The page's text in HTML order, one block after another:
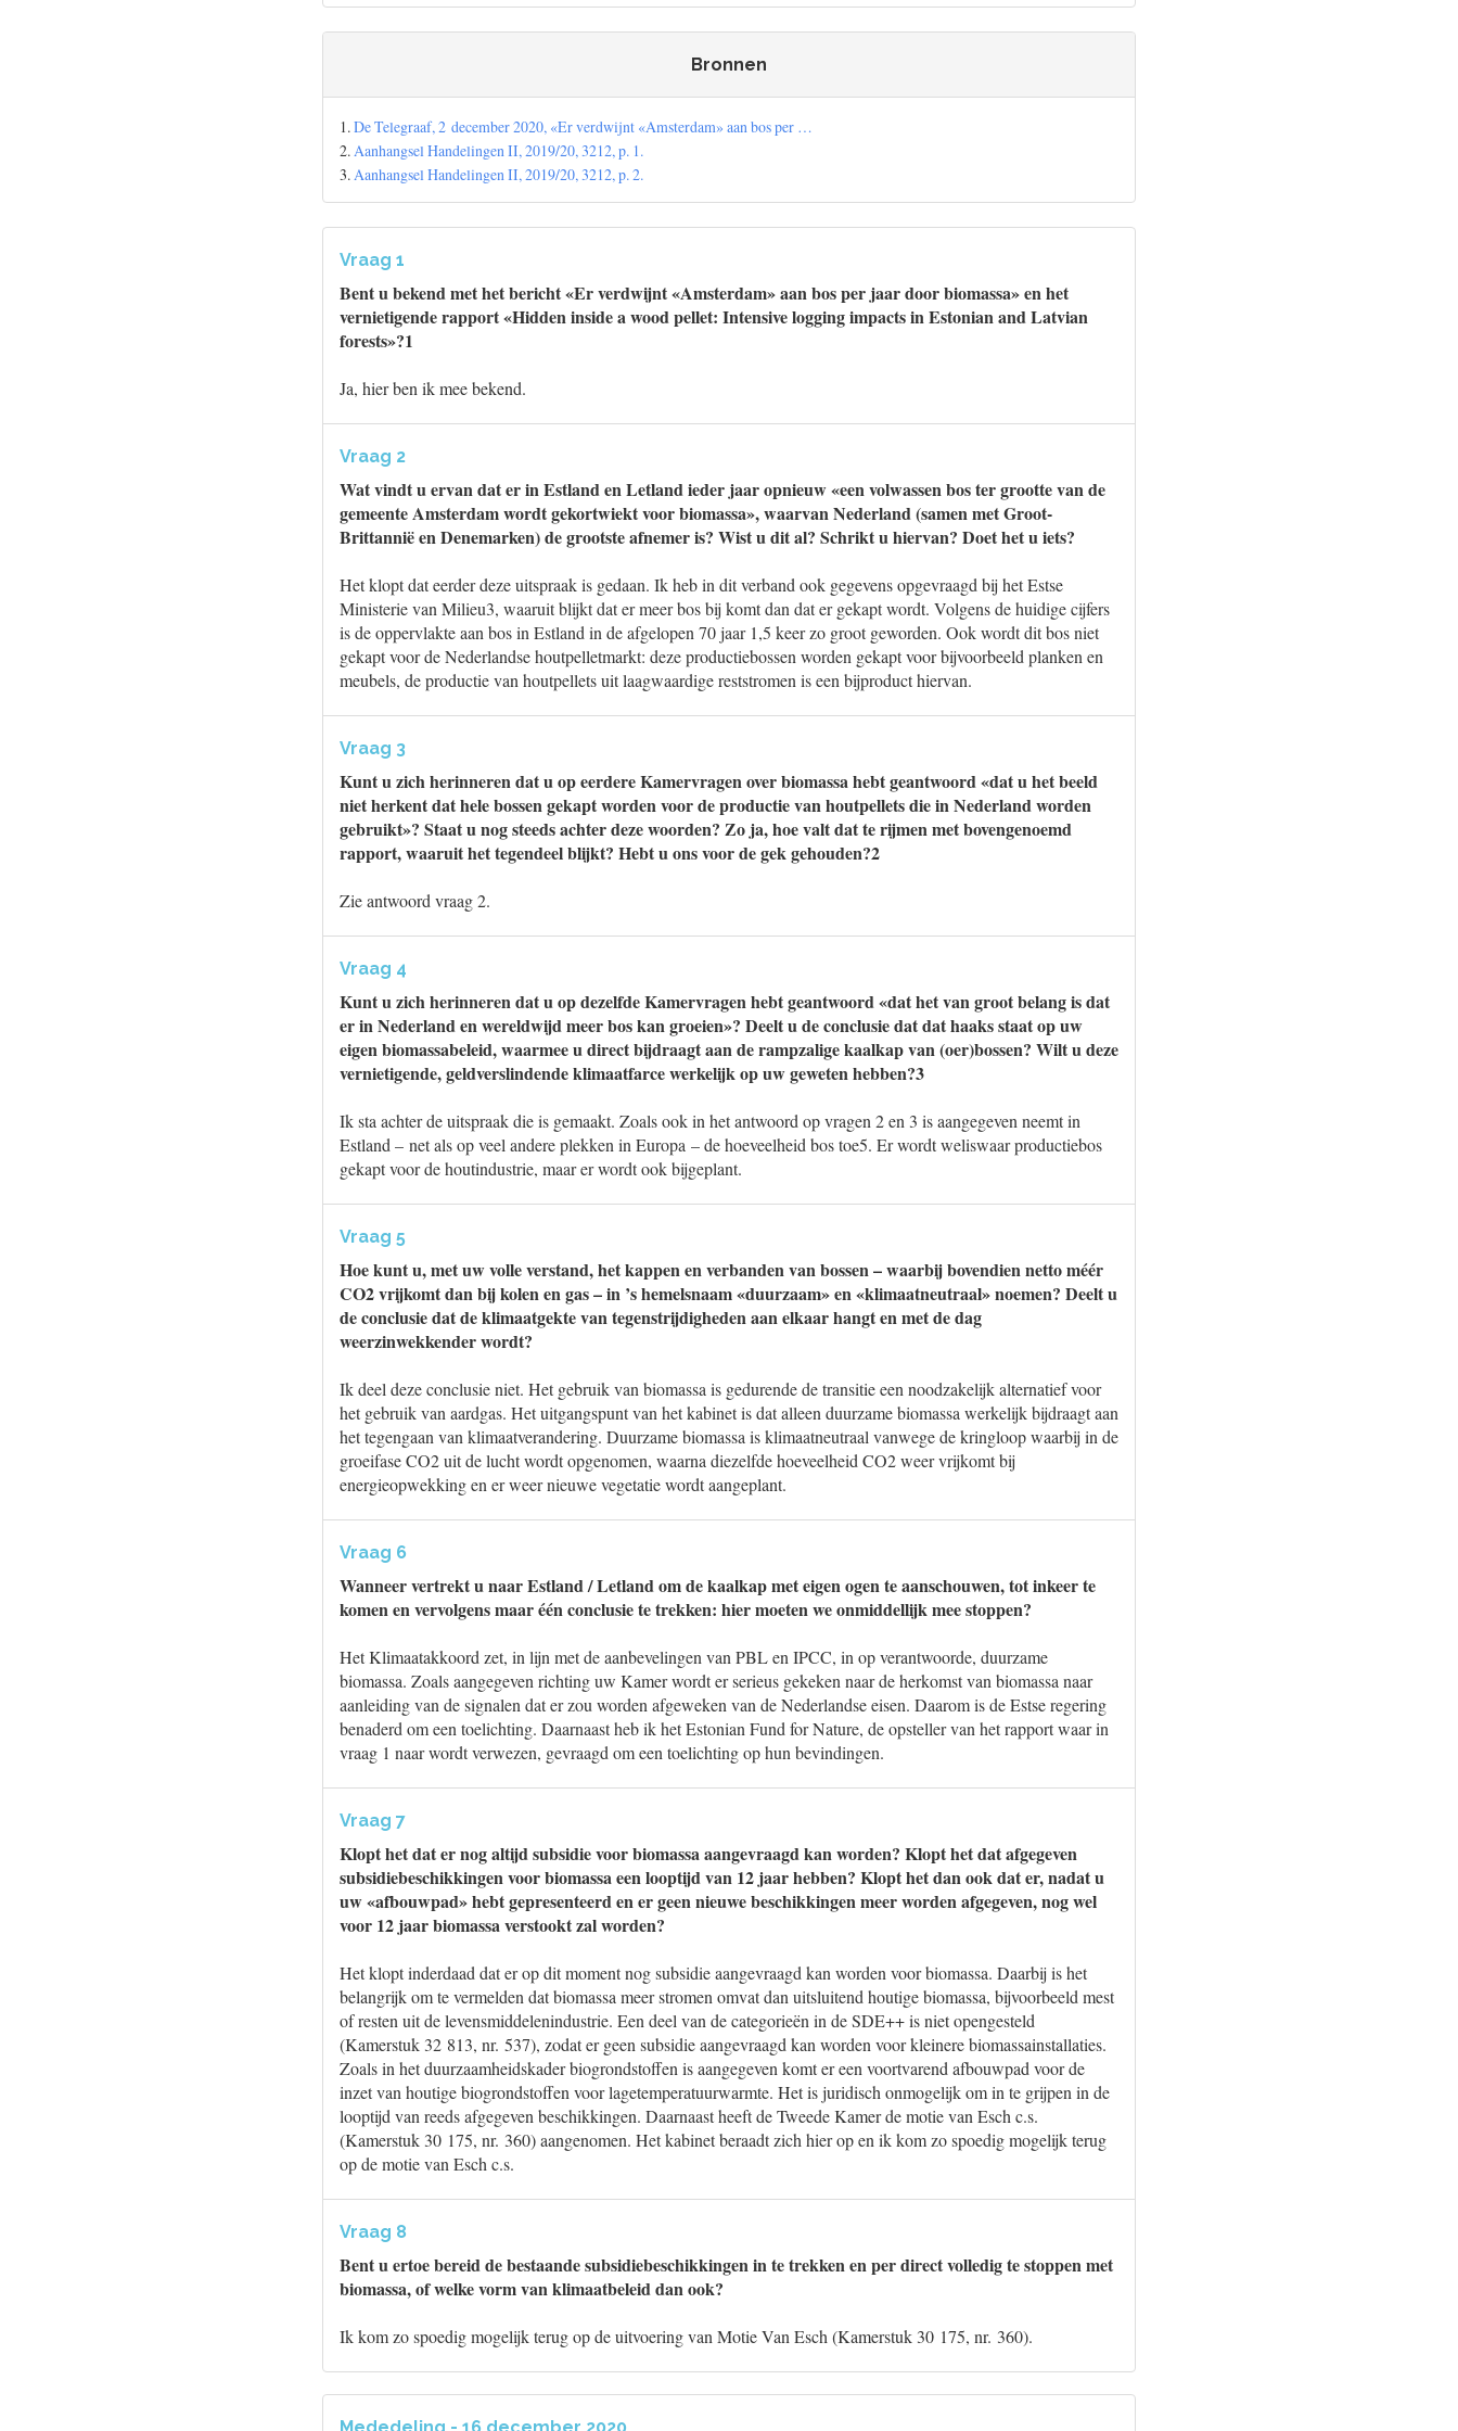
Bronnen
1.De Telegraaf, 2 december 2020, «Er verdwijnt «Amsterdam» aan bos per …
2.Aanhangsel Handelingen II, 2019/20, 3212, p. 1.
3.Aanhangsel Handelingen II, 2019/20, 3212, p. 2.
Vraag 1
Bent u bekend met het bericht «Er verdwijnt «Amsterdam» aan bos per jaar door biomassa» en het
vernietigende rapport «Hidden inside a wood pellet: Intensive logging impacts in Estonian and Latvian
forests»?1
Ja, hier ben ik mee bekend.
Vraag 2
Wat vindt u ervan dat er in Estland en Letland ieder jaar opnieuw «een volwassen bos ter grootte van de
gemeente Amsterdam wordt gekortwiekt voor biomassa», waarvan Nederland (samen met Groot-
Brittannië en Denemarken) de grootste afnemer is? Wist u dit al? Schrikt u hiervan? Doet het u iets?
Het klopt dat eerder deze uitspraak is gedaan. Ik heb in dit verband ook gegevens opgevraagd bij het Estse
Ministerie van Milieu3, waaruit blijkt dat er meer bos bij komt dan dat er gekapt wordt. Volgens de huidige cijfers
is de oppervlakte aan bos in Estland in de afgelopen 70 jaar 1,5 keer zo groot geworden. Ook wordt dit bos niet
gekapt voor de Nederlandse houtpelletmarkt: deze productiebossen worden gekapt voor bijvoorbeeld planken en
meubels, de productie van houtpellets uit laagwaardige reststromen is een bijproduct hiervan.
Vraag 3
Kunt u zich herinneren dat u op eerdere Kamervragen over biomassa hebt geantwoord «dat u het beeld
niet herkent dat hele bossen gekapt worden voor de productie van houtpellets die in Nederland worden
gebruikt»? Staat u nog steeds achter deze woorden? Zo ja, hoe valt dat te rijmen met bovengenoemd
rapport, waaruit het tegendeel blijkt? Hebt u ons voor de gek gehouden?2
Zie antwoord vraag 2.
Vraag 4
Kunt u zich herinneren dat u op dezelfde Kamervragen hebt geantwoord «dat het van groot belang is dat
er in Nederland en wereldwijd meer bos kan groeien»? Deelt u de conclusie dat dat haaks staat op uw
eigen biomassabeleid, waarmee u direct bijdraagt aan de rampzalige kaalkap van (oer)bossen? Wilt u deze
vernietigende, geldverslindende klimaatfarce werkelijk op uw geweten hebben?3
Ik sta achter de uitspraak die is gemaakt. Zoals ook in het antwoord op vragen 2 en 3 is aangegeven neemt in
Estland – net als op veel andere plekken in Europa – de hoeveelheid bos toe5. Er wordt weliswaar productiebos
gekapt voor de houtindustrie, maar er wordt ook bijgeplant.
Vraag 5
Hoe kunt u, met uw volle verstand, het kappen en verbanden van bossen – waarbij bovendien netto méér
CO2 vrijkomt dan bij kolen en gas – in ’s hemelsnaam «duurzaam» en «klimaatneutraal» noemen? Deelt u
de conclusie dat de klimaatgekte van tegenstrijdigheden aan elkaar hangt en met de dag
weerzinwekkender wordt?
Ik deel deze conclusie niet. Het gebruik van biomassa is gedurende de transitie een noodzakelijk alternatief voor
het gebruik van aardgas. Het uitgangspunt van het kabinet is dat alleen duurzame biomassa werkelijk bijdraagt aan
het tegengaan van klimaatverandering. Duurzame biomassa is klimaatneutraal vanwege de kringloop waarbij in de
groeifase CO2 uit de lucht wordt opgenomen, waarna diezelfde hoeveelheid CO2 weer vrijkomt bij
energieopwekking en er weer nieuwe vegetatie wordt aangeplant.
Vraag 6
Wanneer vertrekt u naar Estland / Letland om de kaalkap met eigen ogen te aanschouwen, tot inkeer te
komen en vervolgens maar één conclusie te trekken: hier moeten we onmiddellijk mee stoppen?
Het Klimaatakkoord zet, in lijn met de aanbevelingen van PBL en IPCC, in op verantwoorde, duurzame
biomassa. Zoals aangegeven richting uw Kamer wordt er serieus gekeken naar de herkomst van biomassa naar
aanleiding van de signalen dat er zou worden afgeweken van de Nederlandse eisen. Daarom is de Estse regering
benaderd om een toelichting. Daarnaast heb ik het Estonian Fund for Nature, de opsteller van het rapport waar in
vraag 1 naar wordt verwezen, gevraagd om een toelichting op hun bevindingen.
Vraag 7
Klopt het dat er nog altijd subsidie voor biomassa aangevraagd kan worden? Klopt het dat afgegeven
subsidiebeschikkingen voor biomassa een looptijd van 12 jaar hebben? Klopt het dan ook dat er, nadat u
uw «afbouwpad» hebt gepresenteerd en er geen nieuwe beschikkingen meer worden afgegeven, nog wel
voor 12 jaar biomassa verstookt zal worden?
Het klopt inderdaad dat er op dit moment nog subsidie aangevraagd kan worden voor biomassa. Daarbij is het
belangrijk om te vermelden dat biomassa meer stromen omvat dan uitsluitend houtige biomassa, bijvoorbeeld mest
of resten uit de levensmiddelenindustrie. Een deel van de categorieën in de SDE++ is niet opengesteld
(Kamerstuk 32 813, nr. 537), zodat er geen subsidie aangevraagd kan worden voor kleinere biomassainstallaties.
Zoals in het duurzaamheidskader biogrondstoffen is aangegeven komt er een voortvarend afbouwpad voor de
inzet van houtige biogrondstoffen voor lagetemperatuurwarmte. Het is juridisch onmogelijk om in te grijpen in de
looptijd van reeds afgegeven beschikkingen. Daarnaast heeft de Tweede Kamer de motie van Esch c.s.
(Kamerstuk 30 175, nr. 360) aangenomen. Het kabinet beraadt zich hier op en ik kom zo spoedig mogelijk terug
op de motie van Esch c.s.
Vraag 8
Bent u ertoe bereid de bestaande subsidiebeschikkingen in te trekken en per direct volledig te stoppen met
biomassa, of welke vorm van klimaatbeleid dan ook?
Ik kom zo spoedig mogelijk terug op de uitvoering van Motie Van Esch (Kamerstuk 30 175, nr. 360).